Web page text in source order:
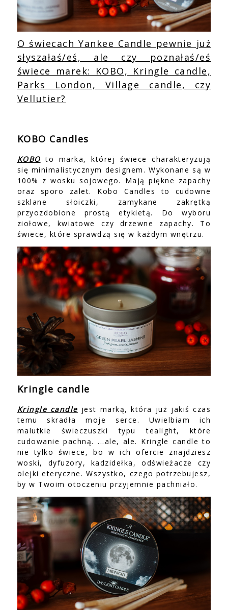
O świecach Yankee Candle pewnie już
słyszałaś/eś, ale czy poznałaś/eś
świece marek: KOBO, Kringle candle,
Parks London, Village candle, czy
Vellutier?
KOBO Candles
KOBO to marka, której świece charakteryzują
się minimalistycznym designem. Wykonane są w
100% z wosku sojowego. Mają piękne zapachy
oraz sporo zalet. Kobo Candles to cudowne
szklane słoiczki, zamykane zakrętką
przyozdobione prostą etykietą. Do wyboru
ziołowe, kwiatowe czy drzewne zapachy. To
świece, które sprawdzą się w każdym wnętrzu.
Kringle candle
Kringle candle jest marką, która już jakiś czas
temu skradła moje serce. Uwielbiam ich
malutkie świeczuszki typu tealight, które
cudowanie pachną. ...ale, ale. Kringle candle to
nie tylko świece, bo w ich ofercie znajdziesz
woski, dyfuzory, kadzidełka, odświeżacze czy
olejki eteryczne. Wszystko, czego potrzebujesz,
by w Twoim otoczeniu przyjemnie pachniało.